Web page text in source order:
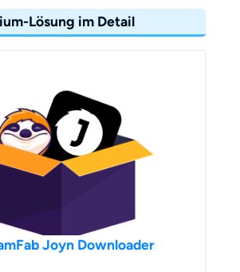
Lösung im Detail
Joyn Downloader